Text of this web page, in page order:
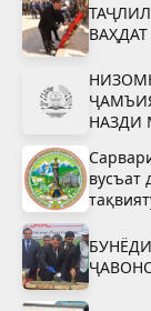
ВАҲДАТ
НАЗДИ
вусъат